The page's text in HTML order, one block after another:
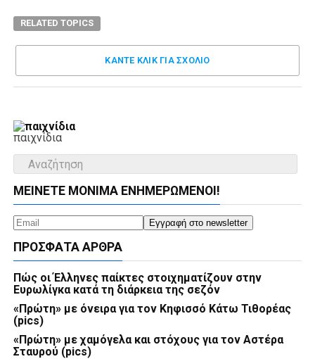
RELATED TOPICS
ΚΑΝΤΕ ΚΛΊΚ ΓΙΑ ΣΧΌΛΙΟ
παιχνίδια
ΜΕΊΝΕΤΕ ΜΌΝΙΜΑ ΕΝΗΜΕΡΏΜΕΝΟΙ!
ΠΡΌΣΦΑΤΑ ΆΡΘΡΑ
Πώς οι Έλληνες παίκτες στοιχηματίζουν στην
Ευρωλίγκα κατά τη διάρκεια της σεζόν
«Πρώτη» με όνειρα για τον Κηφισσό Κάτω Τιθορέας
(pics)
«Πρώτη» με χαμόγελα και στόχους για τον Αστέρα
Σταυρού (pics)